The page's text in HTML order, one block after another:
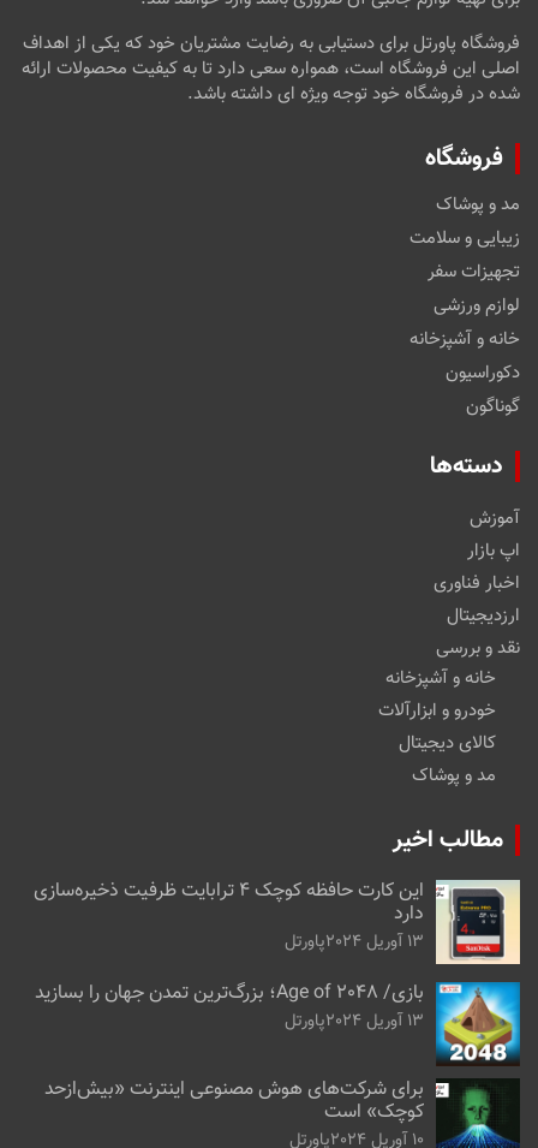
فروشگاه پاورتل برای دستیابی به رضایت مشتریان خود که یکی از اهداف
اصلی این فروشگاه است، همواره سعی دارد تا به کیفیت محصولات ارائه
شده در فروشگاه خود توجه ویژه ای داشته باشد.
فروشگاه
مد و پوشاک
زیبایی و سلامت
تجهیزات سفر
لوازم ورزشی
خانه و آشپزخانه
دکوراسیون
گوناگون
دسته‌ها
آموزش
اپ بازار
اخبار فناوری
ارزدیجیتال
نقد و بررسی
خانه و آشپزخانه
خودرو و ابزارآلات
کالای دیجیتال
مد و پوشاک
مطالب اخیر
این کارت حافظه کوچک ۴ ترابایت ظرفیت ذخیره‌سازی
دارد
13 آوریل 2024 پاورتل
بازی/ Age of 2048؛ بزرگ‌ترین تمدن جهان را بسازید
13 آوریل 2024 پاورتل
برای شرکت‌های هوش مصنوعی اینترنت «بیش‌از‌حد
کوچک» است
10 آوریل 2024 پاورتل